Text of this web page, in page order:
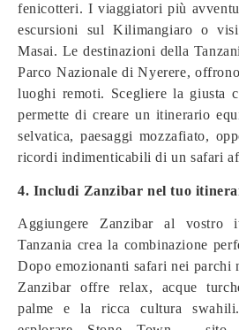
fenicotteri. I viaggiatori più
escursioni sul Kilimangiaro o
Masai. Le destinazioni della
Parco Nazionale di Nyerere,
luoghi remoti. Scegliere la giusta
permette di creare un itinerario
selvatica, paesaggi mozzafiato,
ricordi indimenticabili di un safari
4. Includi Zanzibar nel tuo
Aggiungere Zanzibar al vostro
Tanzania crea la combinazione
Dopo emozionanti safari nei parchi
Zanzibar offre relax, acque
palme e la ricca cultura